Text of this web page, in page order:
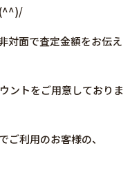
(^^)/
対面で査定金額をお伝え
ントをご用意しておりま
ご利用のお客様の、